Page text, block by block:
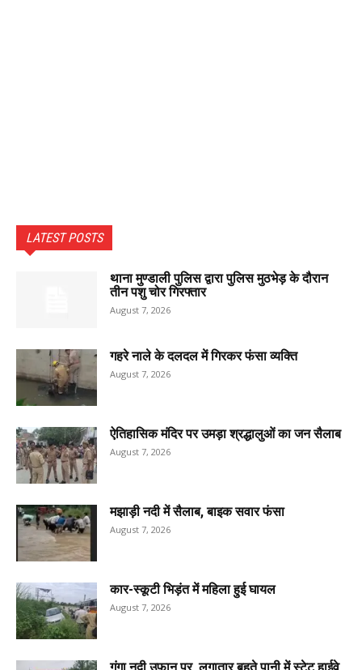
LATEST POSTS
थाना मुण्डाली पुलिस द्वारा पुलिस मुठभेड़ के दौरान
तीन पशु चोर गिरफ्तार
August 7, 2026
गहरे नाले के दलदल में गिरकर फंसा व्यक्ति
August 7, 2026
ऐतिहासिक मंदिर पर उमड़ा श्रद्धालुओं का जन सैलाब
August 7, 2026
मझाड़ी नदी में सैलाब, बाइक सवार फंसा
August 7, 2026
कार-स्कूटी भिड़ंत में महिला हुई घायल
August 7, 2026
गंगा नदी उफान पर, लगातार बहते पानी में स्टेट हाईवे